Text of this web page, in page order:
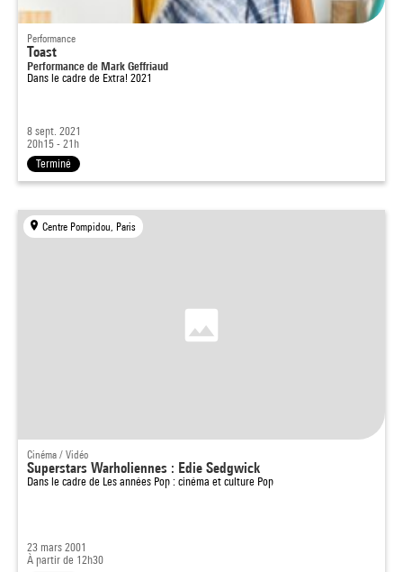
Performance
Toast
Performance de Mark Geffriaud
Dans le cadre de Extra! 2021
8 sept. 2021
20h15 - 21h
Terminé
Centre Pompidou, Paris
Cinéma / Vidéo
Superstars Warholiennes : Edie Sedgwick
Dans le cadre de Les années Pop : cinéma et culture Pop
23 mars 2001
À partir de 12h30